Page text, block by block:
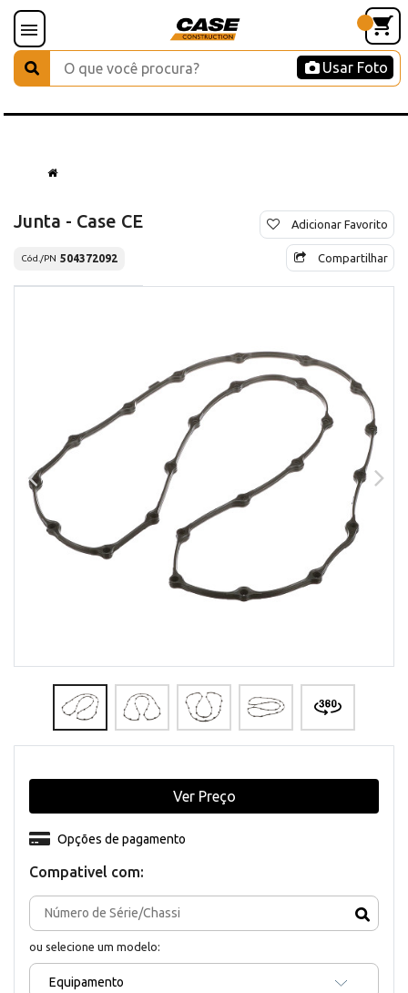
Usar Foto
Junta - Case CE
Cód./PN 504372092
Adicionar Favorito
Compartilhar
Compativel com:
ou selecione um modelo:
Equipamento
Opções de pagamento
Ver Preço